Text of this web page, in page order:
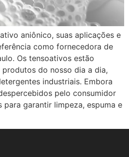
aniônico, suas aplicações e
como fornecedora de
Os tensoativos estão
do nosso dia a dia,
industriais. Embora
pelo consumidor
para garantir limpeza, espuma e